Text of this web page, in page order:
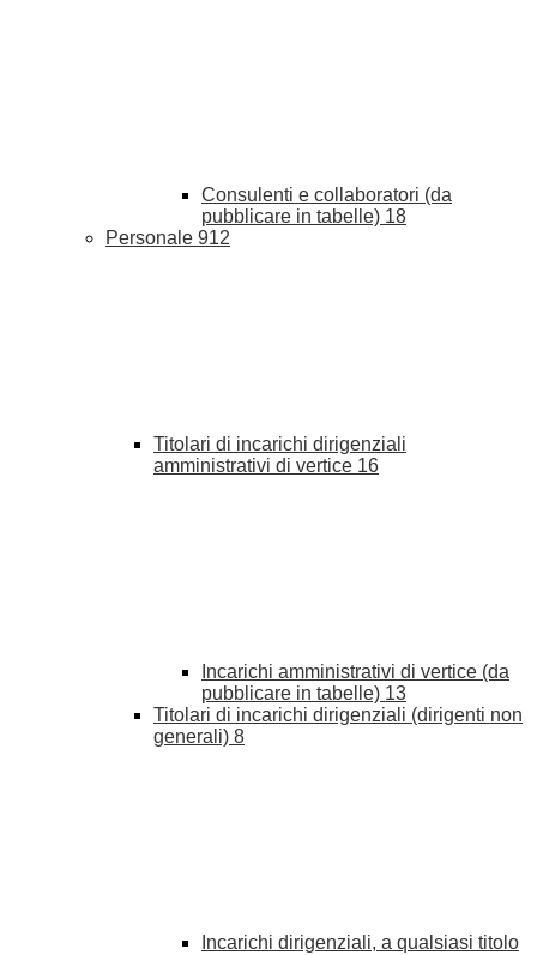
Consulenti e collaboratori (da
pubblicare in tabelle) 18
Personale 912
Titolari di incarichi dirigenziali
amministrativi di vertice 16
Incarichi amministrativi di vertice (da
pubblicare in tabelle) 13
Titolari di incarichi dirigenziali (dirigenti non
generali) 8
Incarichi dirigenziali, a qualsiasi titolo